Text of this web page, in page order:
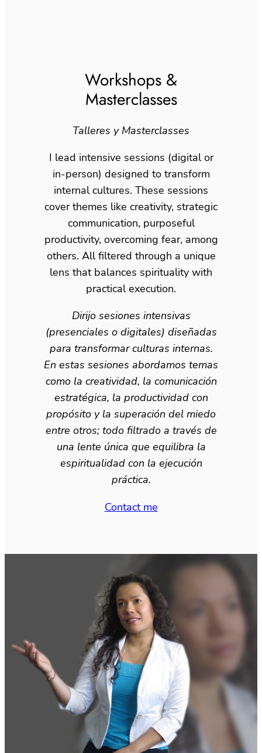
Workshops &
Masterclasses
Talleres y Masterclasses
I lead intensive sessions (digital or
in-person) designed to transform
internal cultures. These sessions
cover themes like creativity, strategic
communication, purposeful
productivity, overcoming fear, among
others. All filtered through a unique
lens that balances spirituality with
practical execution.
Dirijo sesiones intensivas
(presenciales o digitales) diseñadas
para transformar culturas internas.
En estas sesiones abordamos temas
como la creatividad, la comunicación
estratégica, la productividad con
propósito y la superación del miedo
entre otros; todo filtrado a través de
una lente única que equilibra la
espiritualidad con la ejecución
práctica.
Contact me